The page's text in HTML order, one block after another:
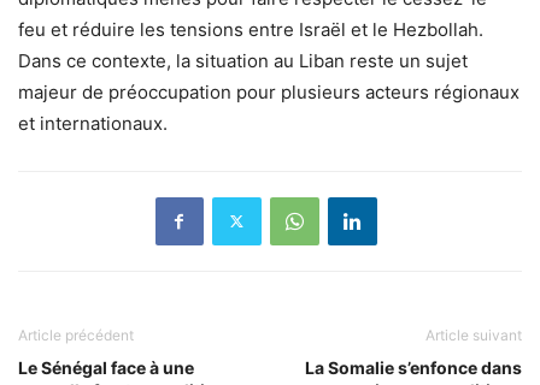
feu et réduire les tensions entre Israël et le Hezbollah.
Dans ce contexte, la situation au Liban reste un sujet
majeur de préoccupation pour plusieurs acteurs régionaux
et internationaux.
Article précédent
Le Sénégal face à une
Article suivant
La Somalie s’enfonce dans